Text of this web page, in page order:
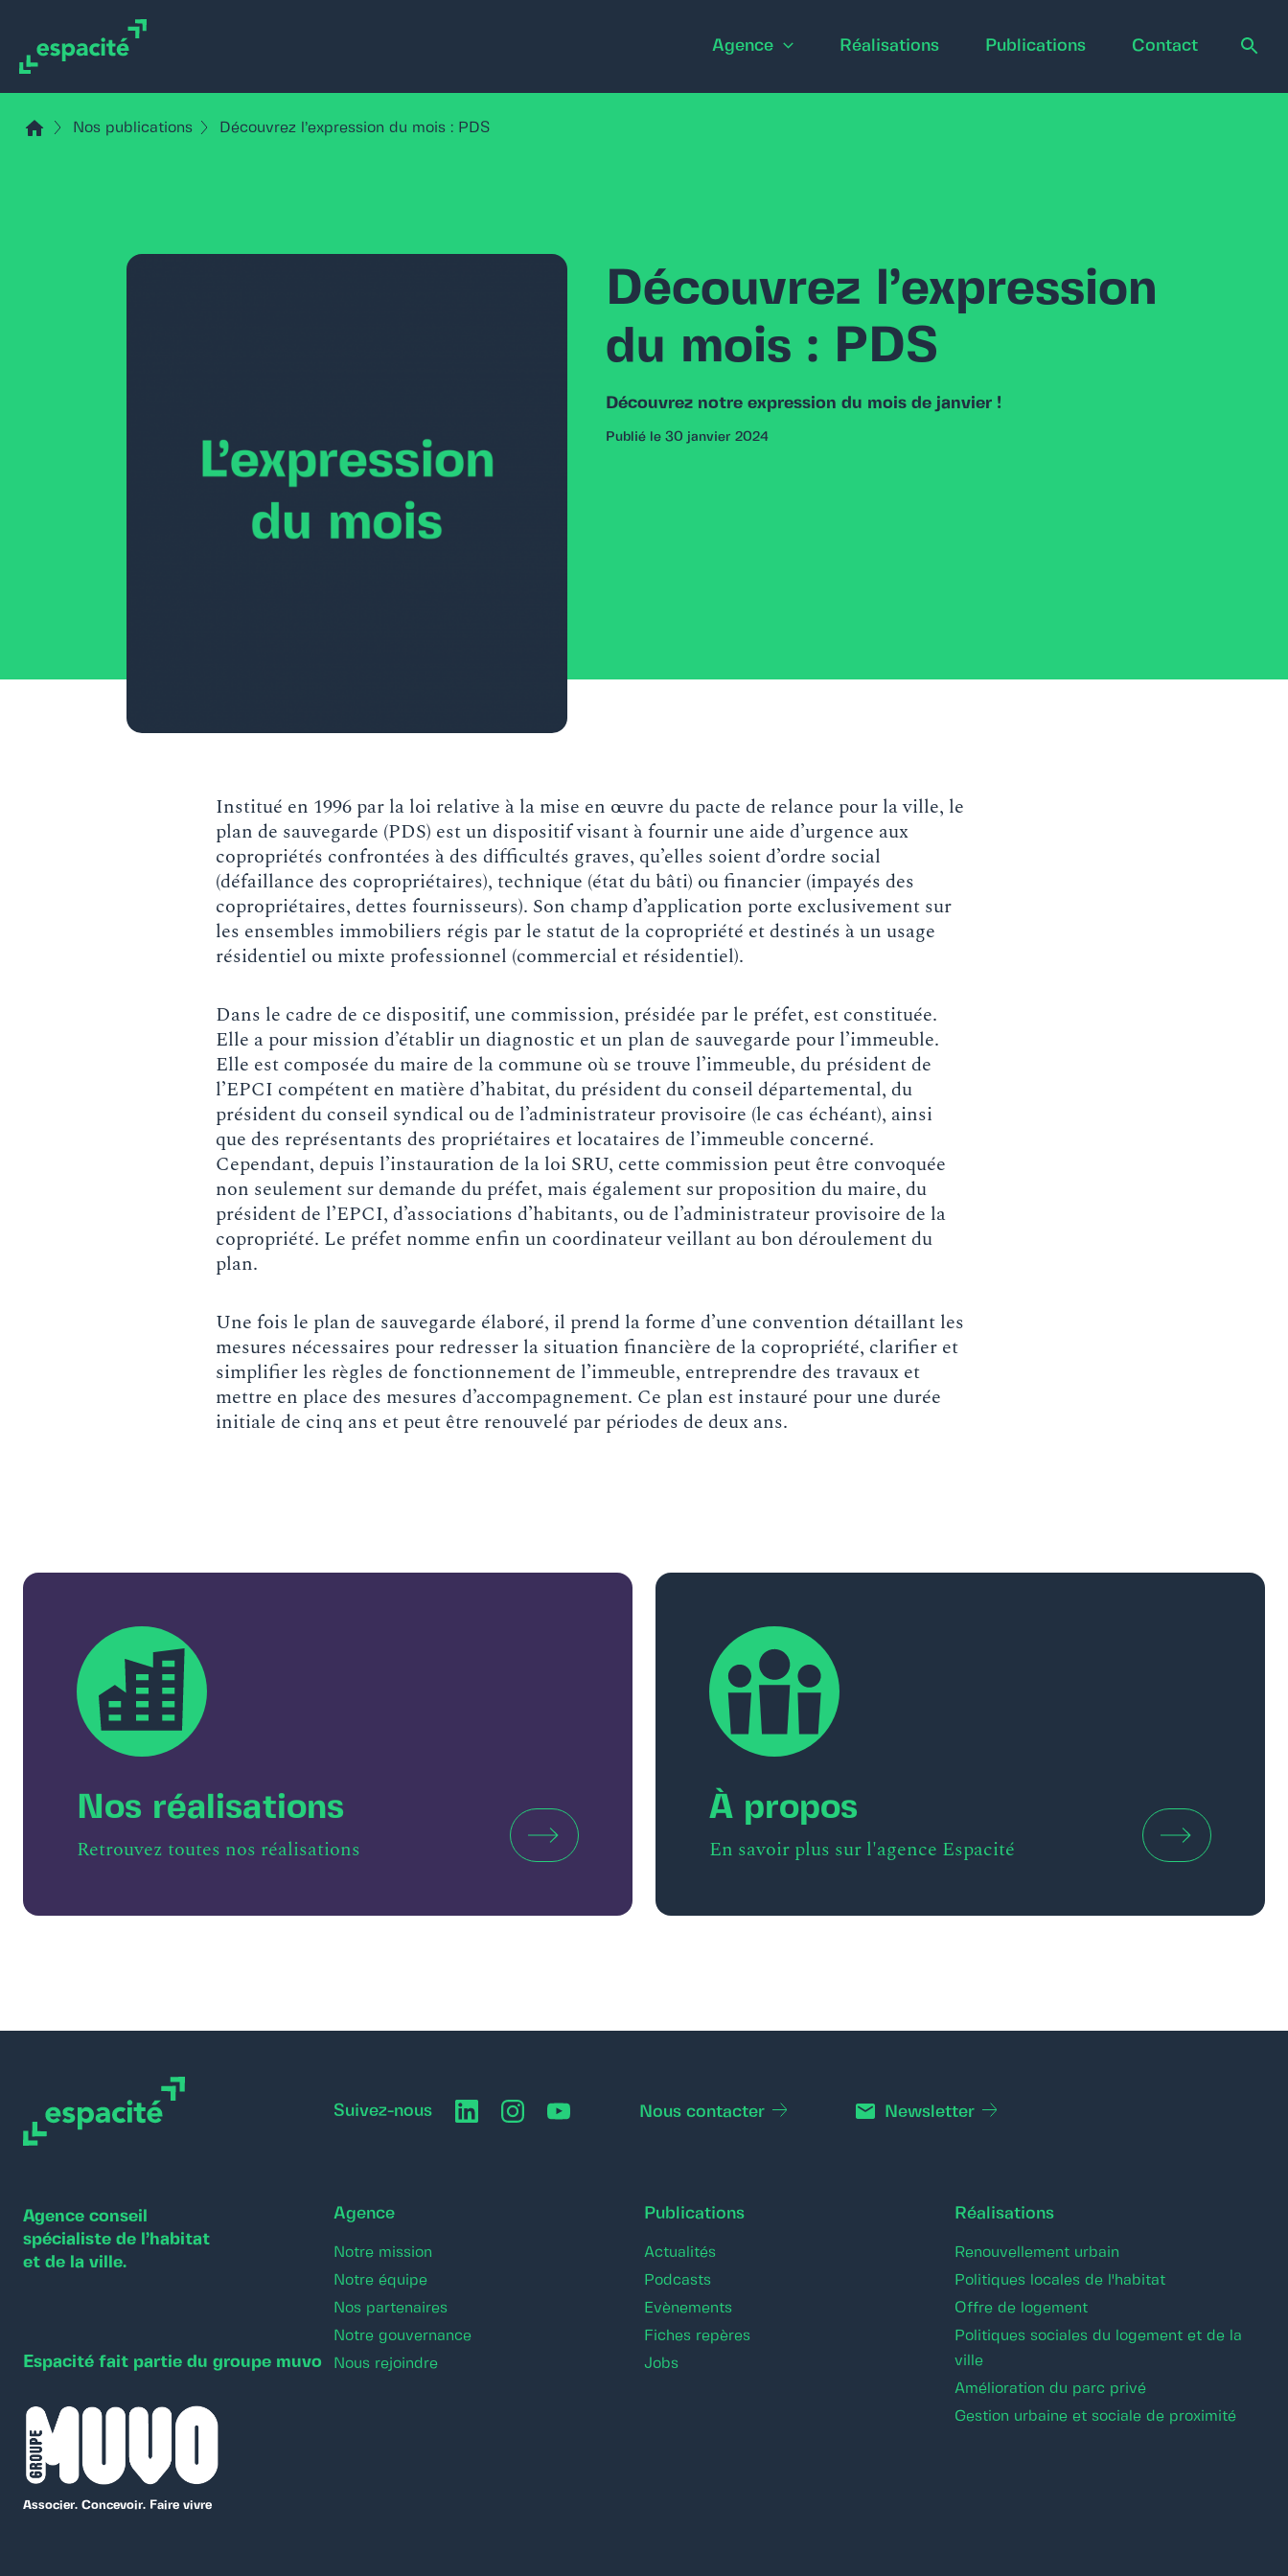
contenu
Agence Réalisations Publications Contact
Nos publications Découvrez l’expression du mois : PDS
Découvrez l’expression
du mois : PDS
Découvrez notre expression du mois de janvier !
Publié le 30 janvier 2024
Institué en 1996 par la loi relative à la mise en œuvre du pacte de relance pour la ville, le
plan de sauvegarde (PDS) est un dispositif visant à fournir une aide d’urgence aux
copropriétés confrontées à des difficultés graves, qu’elles soient d’ordre social
(défaillance des copropriétaires), technique (état du bâti) ou financier (impayés des
copropriétaires, dettes fournisseurs). Son champ d’application porte exclusivement sur
les ensembles immobiliers régis par le statut de la copropriété et destinés à un usage
résidentiel ou mixte professionnel (commercial et résidentiel).
Dans le cadre de ce dispositif, une commission, présidée par le préfet, est constituée.
Elle a pour mission d’établir un diagnostic et un plan de sauvegarde pour l’immeuble.
Elle est composée du maire de la commune où se trouve l’immeuble, du président de
l’EPCI compétent en matière d’habitat, du président du conseil départemental, du
président du conseil syndical ou de l’administrateur provisoire (le cas échéant), ainsi
que des représentants des propriétaires et locataires de l’immeuble concerné.
Cependant, depuis l’instauration de la loi SRU, cette commission peut être convoquée
non seulement sur demande du préfet, mais également sur proposition du maire, du
président de l’EPCI, d’associations d’habitants, ou de l’administrateur provisoire de la
copropriété. Le préfet nomme enfin un coordinateur veillant au bon déroulement du
plan.
Une fois le plan de sauvegarde élaboré, il prend la forme d’une convention détaillant les
mesures nécessaires pour redresser la situation financière de la copropriété, clarifier et
simplifier les règles de fonctionnement de l’immeuble, entreprendre des travaux et
mettre en place des mesures d’accompagnement. Ce plan est instauré pour une durée
initiale de cinq ans et peut être renouvelé par périodes de deux ans.
Nos réalisations
Retrouvez toutes nos réalisations
À propos
En savoir plus sur l'agence Espacité
Suivez-nous Nous contacter Newsletter
Agence conseil
spécialiste de l’habitat
et de la ville.
Espacité fait partie du groupe muvo
Associer. Concevoir. Faire vivre
Agence
Notre mission
Notre équipe
Nos partenaires
Notre gouvernance
Nous rejoindre
Publications
Actualités
Podcasts
Evènements
Fiches repères
Jobs
Réalisations
Renouvellement urbain
Politiques locales de l'habitat
Offre de logement
Politiques sociales du logement et de la
ville
Amélioration du parc privé
Gestion urbaine et sociale de proximité